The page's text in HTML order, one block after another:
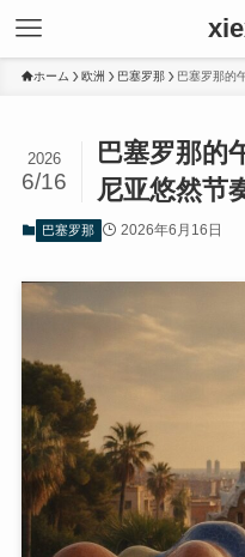
ホーム 欧洲 巴塞罗那 巴塞罗那的
巴塞罗那的
尼亚悠然节
2026
6/16
巴塞罗那 2026年6月16日